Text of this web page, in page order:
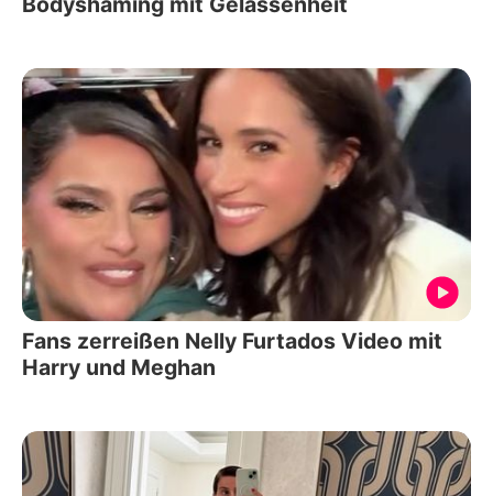
Fans zerreißen Nelly Furtados Video mit
Harry und Meghan